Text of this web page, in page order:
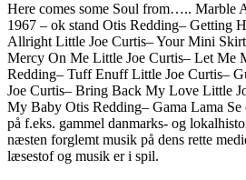
Here comes some Soul from….. Marble
1967 – ok stand Otis Redding– Getting
Allright Little Joe Curtis– Your Mini
Mercy On Me Little Joe Curtis– Let Me
Redding– Tuff Enuff Little Joe Curtis–
Joe Curtis– Bring Back My Love Little
My Baby Otis Redding– Gama Lama Se
på f.eks. gammel danmarks- og
næsten forglemt musik på dens rette
læsestof og musik er i spil.